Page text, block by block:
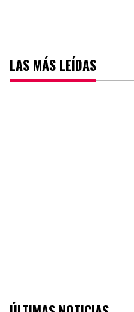
LAS MÁS LEÍDAS